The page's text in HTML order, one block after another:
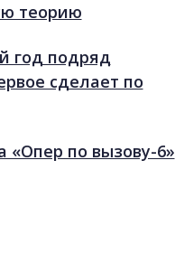
теорию
год подряд
сделает по
«Опер по вызову-6»